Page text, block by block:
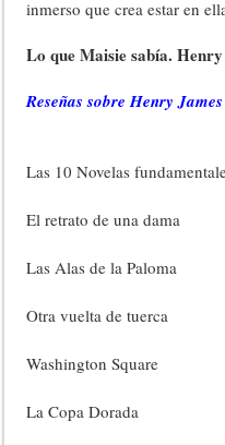
inmerso que crea estar en
Lo que Maisie sabía.
Reseñas sobre Henry
Las 10 Novelas
El retrato de una dama
Las Alas de la Paloma
Otra vuelta de tuerca
Washington Square
La Copa Dorada